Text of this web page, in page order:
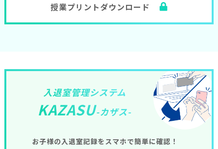
授業プリントダウンロード
入退室管理システム
KAZASU-カザス-
お子様の入退室記録をスマホで簡単に確認！